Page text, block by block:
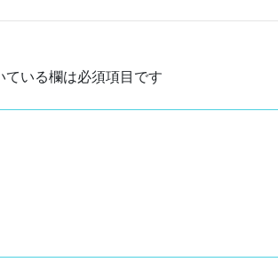
ている欄は必須項目です